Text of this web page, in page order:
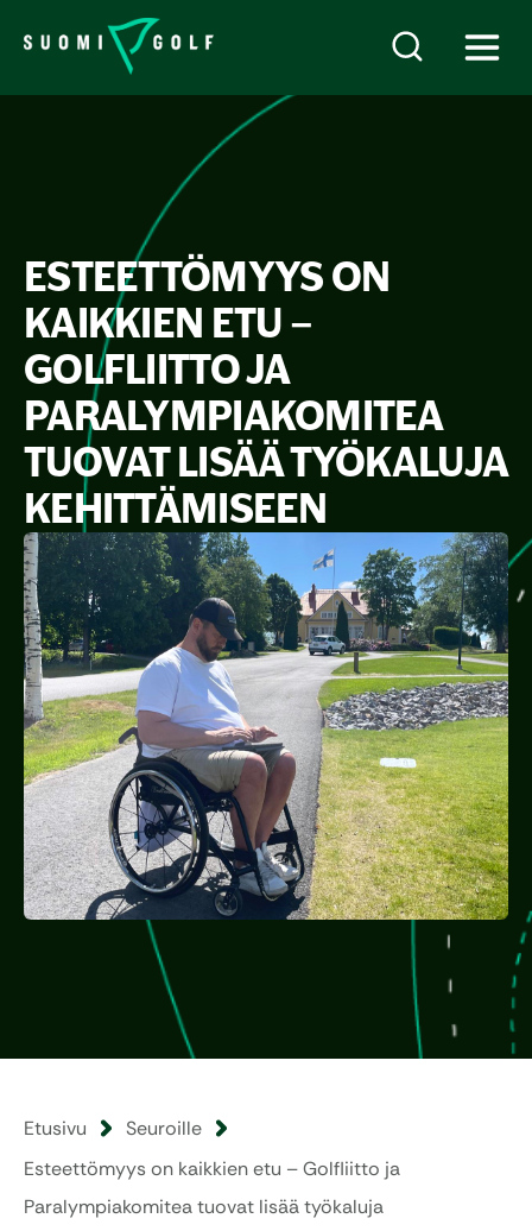
ESTEETTÖMYYS ON
KAIKKIEN ETU –
GOLFLIITTO JA
PARALYMPIAKOMITEA
TUOVAT LISÄÄ TYÖKALUJA
KEHITTÄMISEEN
Etusivu
Seuroille
Esteettömyys on kaikkien etu – Golfliitto ja
Paralympiakomitea tuovat lisää työkaluja